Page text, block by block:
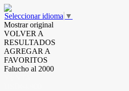
Seleccionar idioma ▼
Mostrar original
VOLVER A
RESULTADOS
AGREGAR A
FAVORITOS
Falucho al 2000